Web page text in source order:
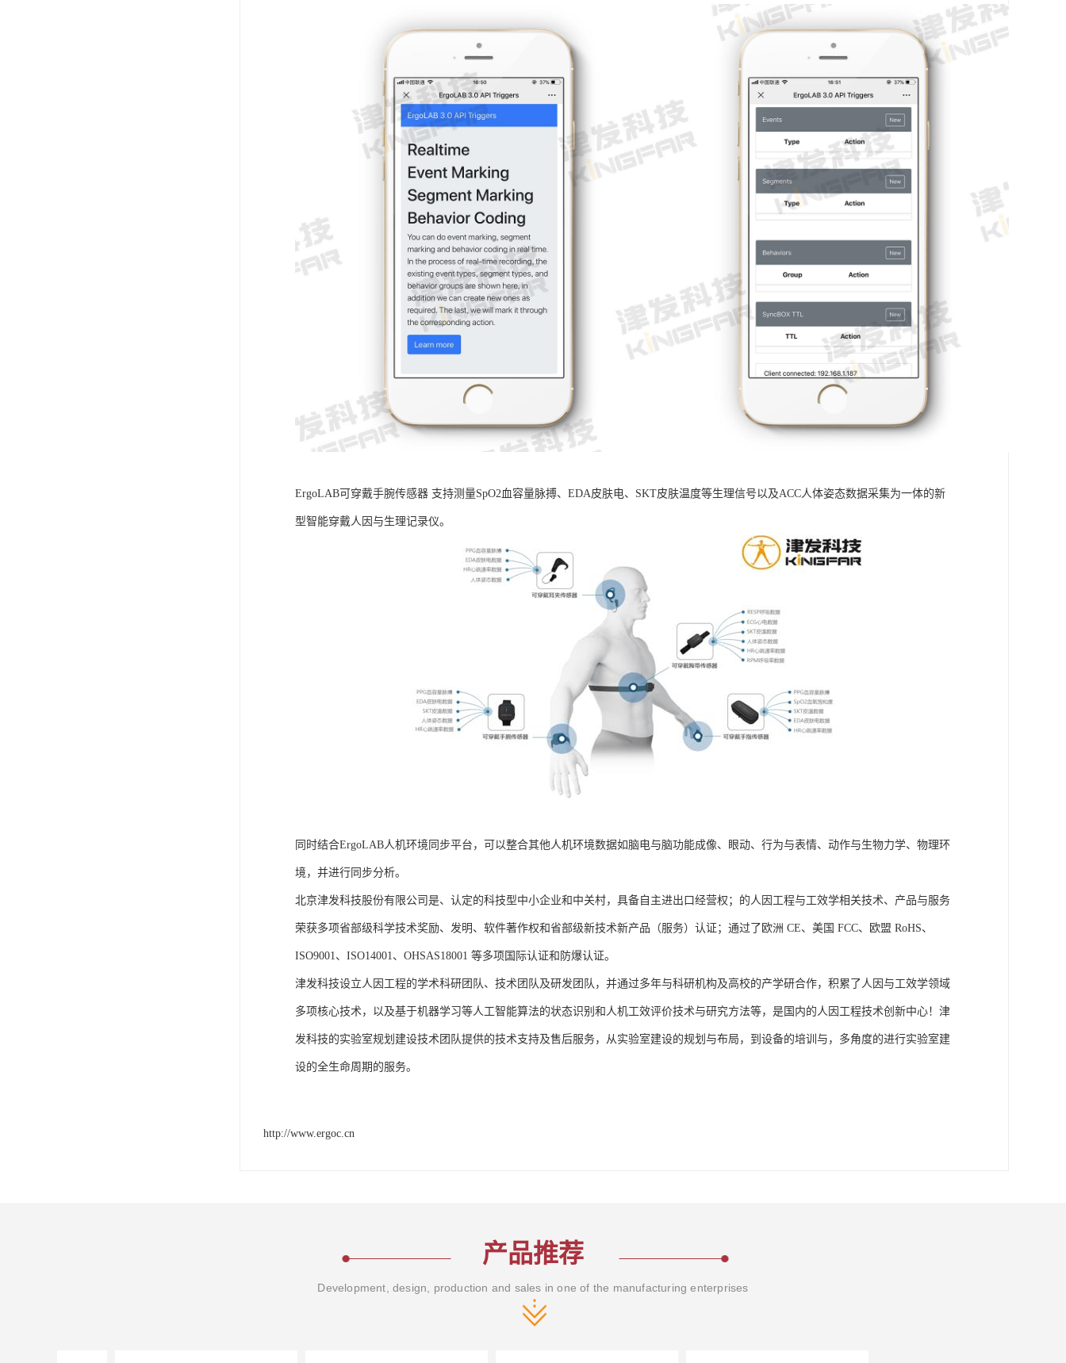
ErgoLAB可穿戴手腕传感器 支持测量SpO2血容量脉搏、EDA皮肤电、SKT皮肤温度等生理信号以及ACC人体姿态数据采集为一体的新
型智能穿戴人因与生理记录仪。
同时结合ErgoLAB人机环境同步平台，可以整合其他人机环境数据如脑电与脑功能成像、眼动、行为与表情、动作与生物力学、物理环
境，并进行同步分析。
北京津发科技股份有限公司是、认定的科技型中小企业和中关村，具备自主进出口经营权；的人因工程与工效学相关技术、产品与服务
荣获多项省部级科学技术奖励、发明、软件著作权和省部级新技术新产品（服务）认证；通过了欧洲 CE、美国 FCC、欧盟 RoHS、
ISO9001、ISO14001、OHSAS18001 等多项国际认证和防爆认证。
津发科技设立人因工程的学术科研团队、技术团队及研发团队，并通过多年与科研机构及高校的产学研合作，积累了人因与工效学领域
多项核心技术，以及基于机器学习等人工智能算法的状态识别和人机工效评价技术与研究方法等，是国内的人因工程技术创新中心！津
发科技的实验室规划建设技术团队提供的技术支持及售后服务，从实验室建设的规划与布局，到设备的培训与，多角度的进行实验室建
设的全生命周期的服务。
http://www.ergoc.cn
产品推荐
Development, design, production and sales in one of the manufacturing enterprises